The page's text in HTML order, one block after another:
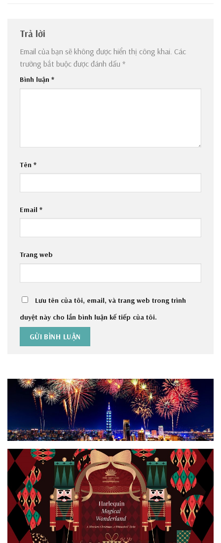
Trả lời
Email của bạn sẽ không được hiển thị công khai. Các
trường bắt buộc được đánh dấu *
Bình luận *
Tên *
Email *
Trang web
Lưu tên của tôi, email, và trang web trong trình
duyệt này cho lần bình luận kế tiếp của tôi.